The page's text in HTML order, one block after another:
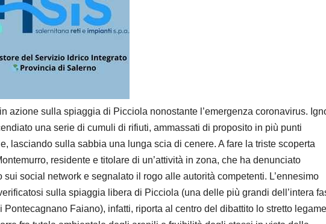
azione sulla spiaggia di Picciola nonostante l’emergenza coronavirus.
una serie di cumuli di rifiuti, ammassati di proposito in più punti
lasciando sulla sabbia una lunga scia di cenere. A fare la triste scoperta
residente e titolare di un’attività in zona, che ha denunciato
sui social network e segnalato il rogo alle autorità competenti. L’ennesimo
sulla spiaggia libera di Picciola (una delle più grandi dell’intera
Pontecagnano Faiano), infatti, riporta al centro del dibattito lo stretto legame